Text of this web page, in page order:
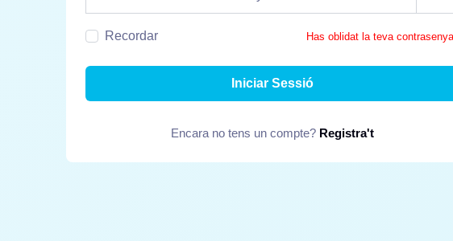
Recordar Has oblidat la teva
Iniciar Sessió
Encara no tens un compte? Registra't